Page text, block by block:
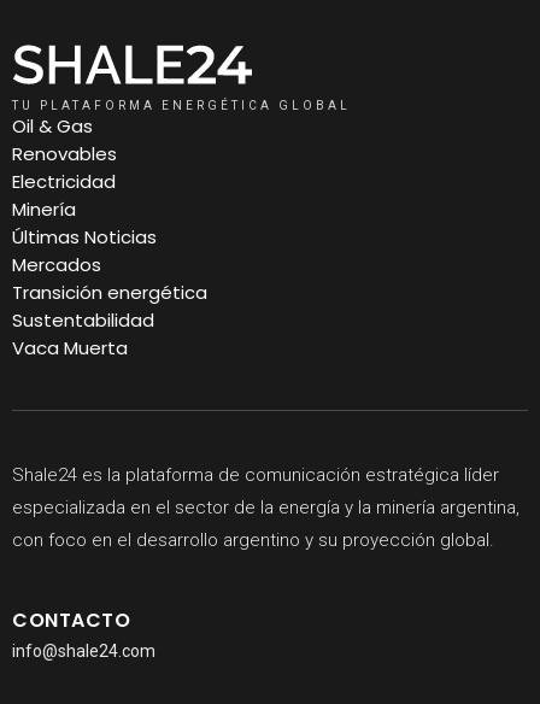
TU PLATAFORMA ENERGÉTICA GLOBAL
Oil & Gas
Renovables
Electricidad
Minería
Últimas Noticias
Mercados
Transición energética
Sustentabilidad
Vaca Muerta
Shale24 es la plataforma de comunicación estratégica líder
especializada en el sector de la energía y la minería argentina,
con foco en el desarrollo argentino y su proyección global.
CONTACTO
info@shale24.com